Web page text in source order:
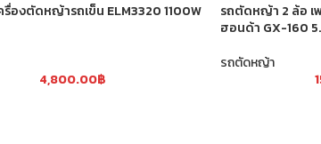
รื่องตัดหญ้ารถเข็น ELM3320 1100W
4,800.00฿
รถตัดหญ้า 2 ล้อ เ
ฮอนด้า GX-160
รถตัดหญ้า